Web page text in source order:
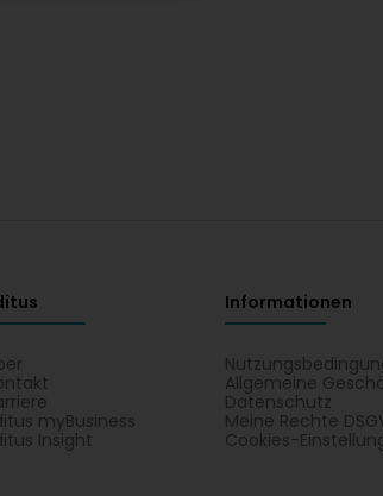
myBusiness
Insight
Informationen
Allgemeine
Datenschutz
Meine Rechte
Cookies-